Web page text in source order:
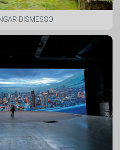
DISMESSO